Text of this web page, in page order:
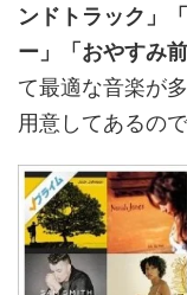
ンドトラック」
ー」「おやすみ
て最適な音楽が
用意してあるので